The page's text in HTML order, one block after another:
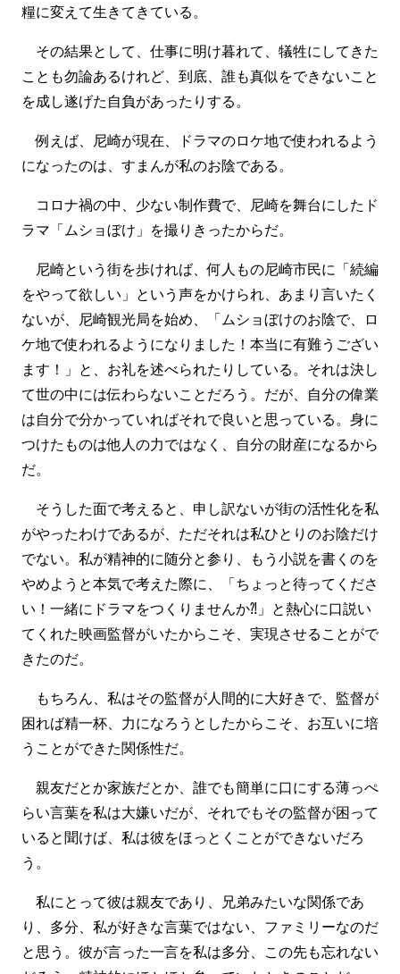
糧に変えて生きてきている。
その結果として、仕事に明け暮れて、犠牲にしてきた
ことも勿論あるけれど、到底、誰も真似をできないこと
を成し遂げた自負があったりする。
例えば、尼崎が現在、ドラマのロケ地で使われるよう
になったのは、すまんが私のお陰である。
コロナ禍の中、少ない制作費で、尼崎を舞台にしたド
ラマ「ムショぼけ」を撮りきったからだ。
尼崎という街を歩ければ、何人もの尼崎市民に「続編
をやって欲しい」という声をかけられ、あまり言いたく
ないが、尼崎観光局を始め、「ムショぼけのお陰で、ロ
ケ地で使われるようになりました！本当に有難うござい
ます！」と、お礼を述べられたりしている。それは決し
て世の中には伝わらないことだろう。だが、自分の偉業
は自分で分かっていればそれで良いと思っている。身に
つけたものは他人の力ではなく、自分の財産になるから
だ。
そうした面で考えると、申し訳ないが街の活性化を私
がやったわけであるが、ただそれは私ひとりのお陰だけ
でない。私が精神的に随分と参り、もう小説を書くのを
やめようと本気で考えた際に、「ちょっと待ってくださ
い！一緒にドラマをつくりませんか⁈」と熱心に口説い
てくれた映画監督がいたからこそ、実現させることがで
きたのだ。
もちろん、私はその監督が人間的に大好きで、監督が
困れば精一杯、力になろうとしたからこそ、お互いに培
うことができた関係性だ。
親友だとか家族だとか、誰でも簡単に口にする薄っぺ
らい言葉を私は大嫌いだが、それでもその監督が困って
いると聞けば、私は彼をほっとくことができないだろ
う。
私にとって彼は親友であり、兄弟みたいな関係であ
り、多分、私が好きな言葉ではない、ファミリーなのだ
と思う。彼が言った一言を私は多分、この先も忘れない